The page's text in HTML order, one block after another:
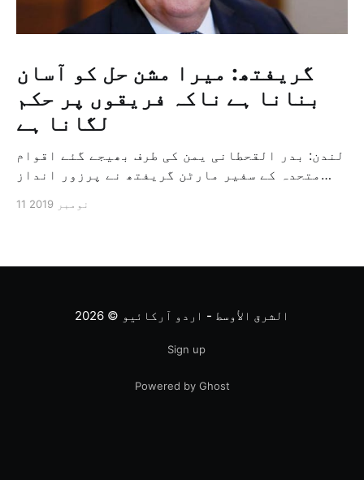
گریفتھ: میرا مشن حل کو آسان
بنانا ہے ناکہ فریقوں پر حکم
لگانا ہے
لندن: بدر القحطانی یمن کی طرف بھیجے گئے اقوام
متحدہ کے سفیر مارٹن گریفتھ نے پرزور انداز
ثالثی اور اس کشمکش کی حدبندی کرنے کے لئے ایک
11 نومبر 2019
الشرق الأوسط - اردو آرکائیو © 2026
Sign up
Powered by Ghost